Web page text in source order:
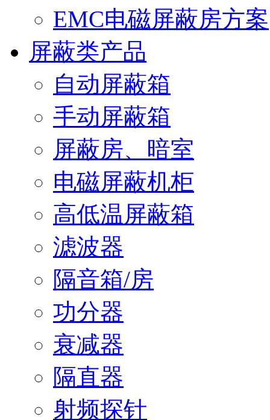
EMC电磁屏蔽房方案
屏蔽类产品
自动屏蔽箱
手动屏蔽箱
屏蔽房、暗室
电磁屏蔽机柜
高低温屏蔽箱
滤波器
隔音箱/房
功分器
衰减器
隔直器
射频探针